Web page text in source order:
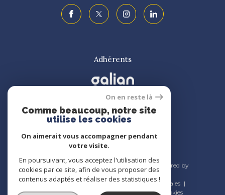
Adhérents
© 2026 | Tous droits réservés | Traduction powered by
Google |
Nos honoraires
Plan du site
Mentions légales
Admin
Nos liens Politique RGPD Cookies
On en reste là
Comme beaucoup, notre site
utilise les cookies
On aimerait vous accompagner pendant
votre visite.
En poursuivant, vous acceptez l'utilisation des
cookies par ce site, afin de vous proposer des
contenus adaptés et réaliser des statistiques !